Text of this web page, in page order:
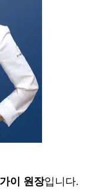
이 원장입니다.